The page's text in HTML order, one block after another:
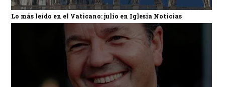
Lo más leído en el Vaticano: julio en Iglesia Noticias